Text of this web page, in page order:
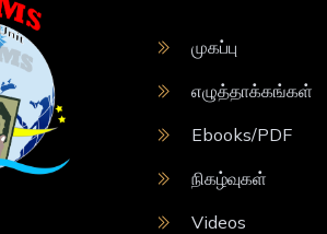
முகப்பு
எழுத்தாக்கங்கள்
Ebooks/PDF
நிகழ்வுகள்
Videos